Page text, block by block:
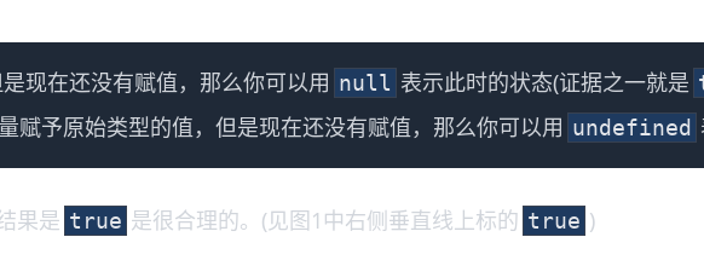
现在还没有赋值，那么你可以用 null 表示此时的状态(证据之一就是
赋予原始类型的值，但是现在还没有赋值，那么你可以用 undefined
果是 true 是很合理的。(见图1中右侧垂直线上标的 true )